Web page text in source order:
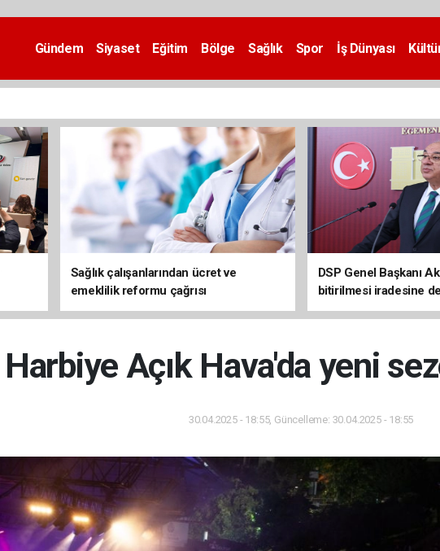
Gündem Siyaset Eğitim Bölge Sağlık Spor İş Dünyası
Sağlık çalışanlarından ücret ve
emeklilik reformu çağrısı
DSP Genel Başkanı
bitirilmesi iradesine
imzalayacağım
Harbiye Açık Hava'da yeni
30.04.2025 - 18:55, Güncelleme: 30.04.2025 - 18:55